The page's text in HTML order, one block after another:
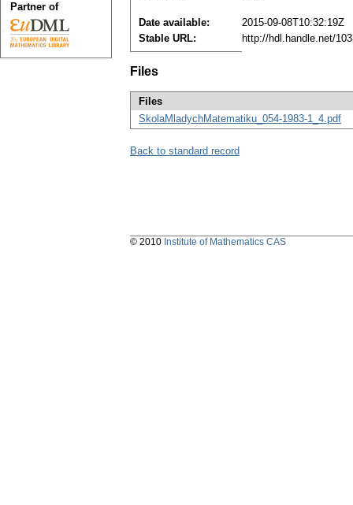
Date available:
2015-09-08T10:32:19Z
Stable URL:
http://hdl.handle.net/
Files
Files
SkolaMladychMatematiku_054-1983-1_4.pdf
Back to standard record
Partner of
© 2010 Institute of Mathematics CAS